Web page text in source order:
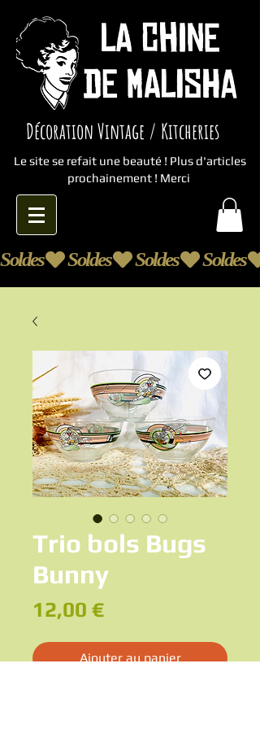
Décoration Vintage / Kitcheries
Le site se refait une beauté ! Plus d'articles
prochainement ! Merci
Soldes
Trio bols Bugs
Bunny
12,00 €Prix
Ajouter au panier